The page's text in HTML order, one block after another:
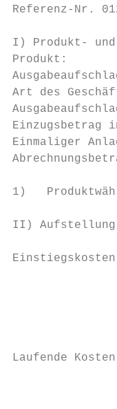
Referenz-Nr.
I) Produkt-
Produkt:
Art des
Einmaliger
1)
II) Aufstellung
Laufende Kosten